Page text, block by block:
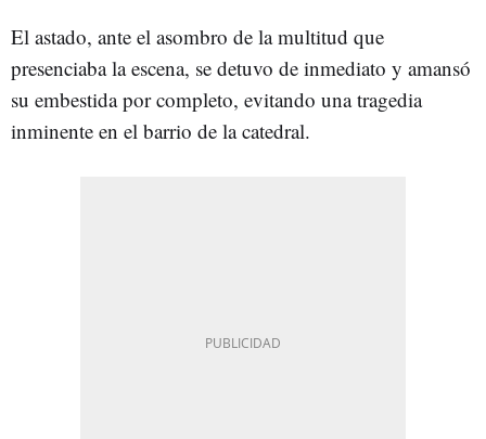
El astado, ante el asombro de la multitud que
presenciaba la escena, se detuvo de inmediato y amansó
su embestida por completo, evitando una tragedia
inminente en el barrio de la catedral.